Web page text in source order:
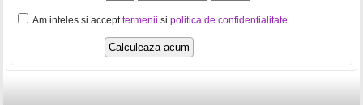
Am inteles si accepttermenii si politica de confidentialitate.